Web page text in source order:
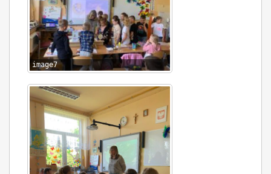
image7